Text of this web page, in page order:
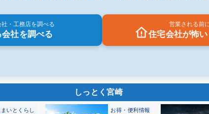
・工務店を調べる
社を調べる
営業される前
住宅会社が怖
・便利情報 宮崎イベント